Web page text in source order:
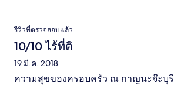
รีวิวที่ตรวจสอบแล้ว
10/10 ไร้ที่ติ
19 มี.ค. 2018
ความสุขของครอบครัว​ ณ​ กาญนะจ๊ะบุรี